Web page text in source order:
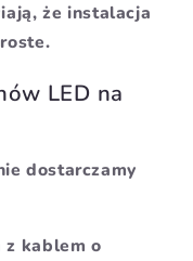
że instalacja
LED na
dostarczamy
z kablem o